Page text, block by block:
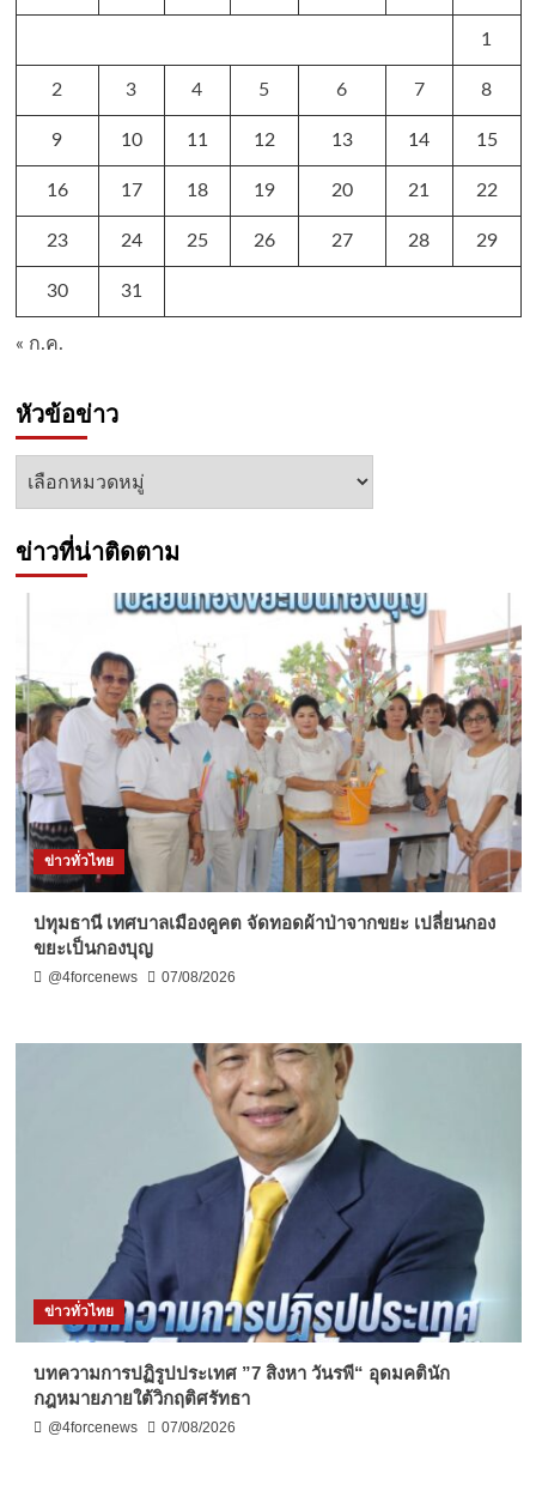
1
2 3 4 5 6 7 8
9 10 11 12 13 14 15
16 17 18 19 20 21 22
23 24 25 26 27 28 29
30 31
« ก.ค.
หัวข้อข่าว
หัวข้อ
ข่าวที่น่าติดตาม
ข่าวทั่วไทย
ปทุมธานี เทศบาลเมืองคูคต จัดทอดผ้าป่าจากขยะ เปลี่ยนกอง
ขยะเป็นกองบุญ
@4forcenews 07/08/2026
ข่าวทั่วไทย
บทความการปฏิรูปประเทศ ”7 สิงหา วันรพี“ อุดมคตินัก
กฎหมายภายใต้วิกฤติศรัทธา
@4forcenews 07/08/2026